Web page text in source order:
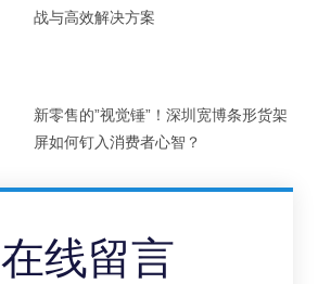
战与高效解决方案
新零售的”视觉锤”！深圳宽博条形货架
屏如何钉入消费者心智？
在线留言